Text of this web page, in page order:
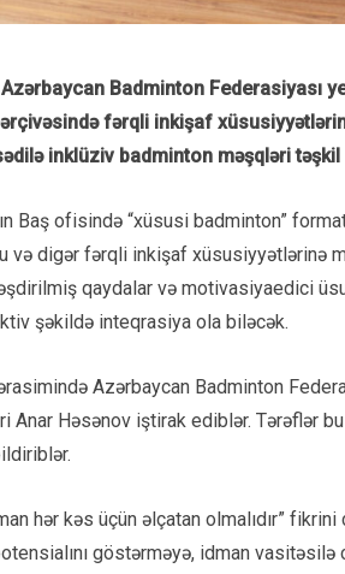
Badminton Federasiyası
fərqli inkişaf
inklüziv badminton məşqləri
Baş ofisində “xüsusi badminton”
və digər fərqli inkişaf xüsusiyyətlərinə
qaydalar və motivasiyaedici
şəkildə inteqrasiya ola biləcək.
Azərbaycan Badminton
Anar Həsənov iştirak ediblər. Tərəflər bu
hər kəs üçün əlçatan olmalıdır”
göstərməyə, idman